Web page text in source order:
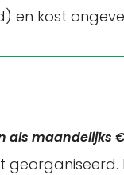
en kost
als maandelijks